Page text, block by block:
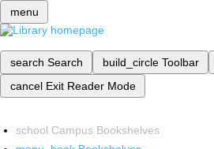
menu
search Search build_circle Toolbar
cancel Exit Reader Mode
school Campus Bookshelves